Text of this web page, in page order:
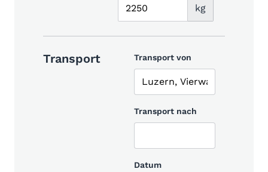
kg
Transport Transport von
Transport nach
Datum